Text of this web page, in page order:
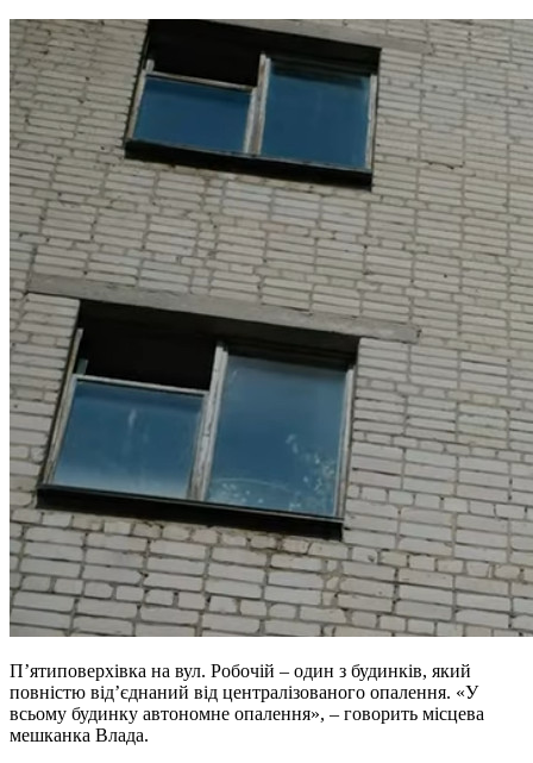
П’ятиповерхівка на вул. Робочій – один з будинків, який
повністю від’єднаний від централізованого опалення. «У
всьому будинку автономне опалення», – говорить місцева
мешканка Влада.